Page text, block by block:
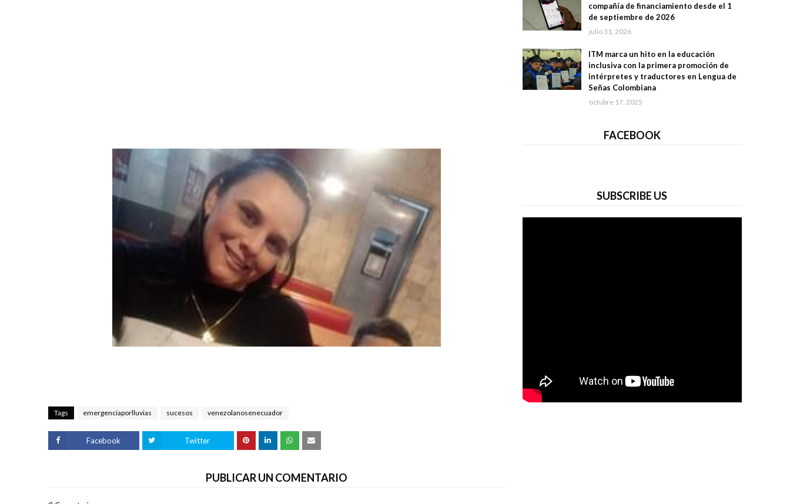
Tags emergenciaporlluvias sucesos venezolanosenecuador
Facebook Twitter
PUBLICAR UN COMENTARIO
compañía de financiamiento desde el 1
de septiembre de 2026
julio 31, 2026
ITM marca un hito en la educación
inclusiva con la primera promoción de
intérpretes y traductores en Lengua de
Señas Colombiana
octubre 17, 2025
FACEBOOK
SUBSCRIBE US